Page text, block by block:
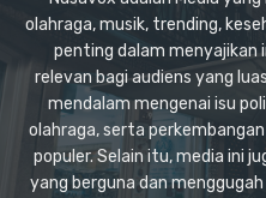
olahraga, musik, trending,
penting dalam menyajikan
relevan bagi audiens yang
mendalam mengenai isu
olahraga, serta
populer. Selain itu, media ini
yang berguna dan